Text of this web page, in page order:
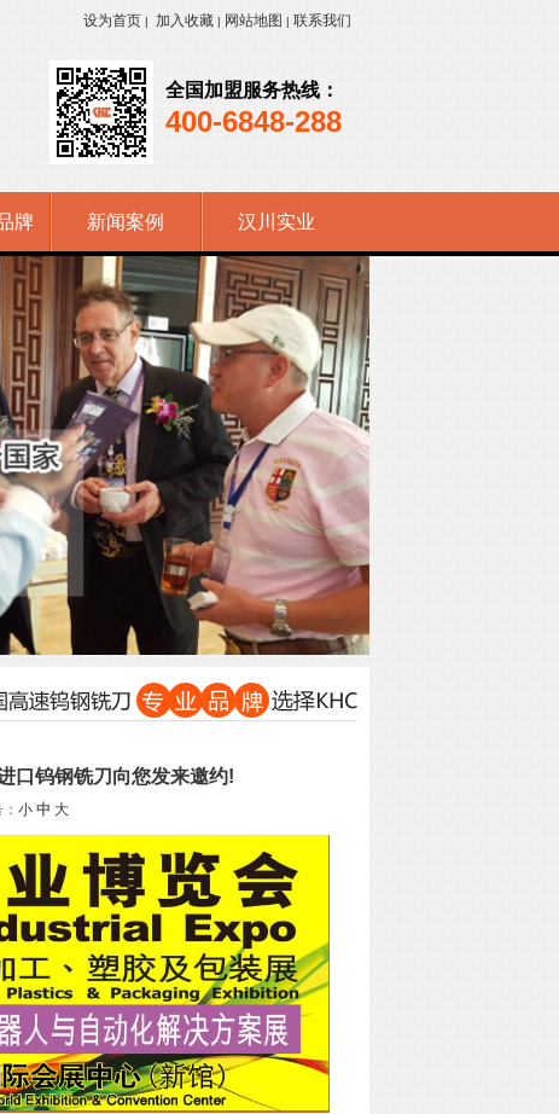
设为首页 | 加入收藏 | 网站地图 | 联系我们
全国加盟服务热线：
400-6848-288
牌 新闻案例 汉川实业
口钨钢铣刀向您发来邀约!
小 中 大